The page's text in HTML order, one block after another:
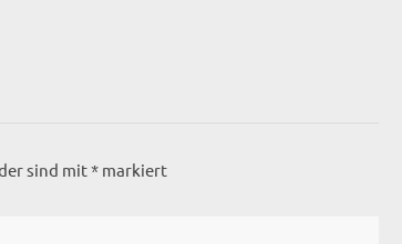
sind mit* markiert